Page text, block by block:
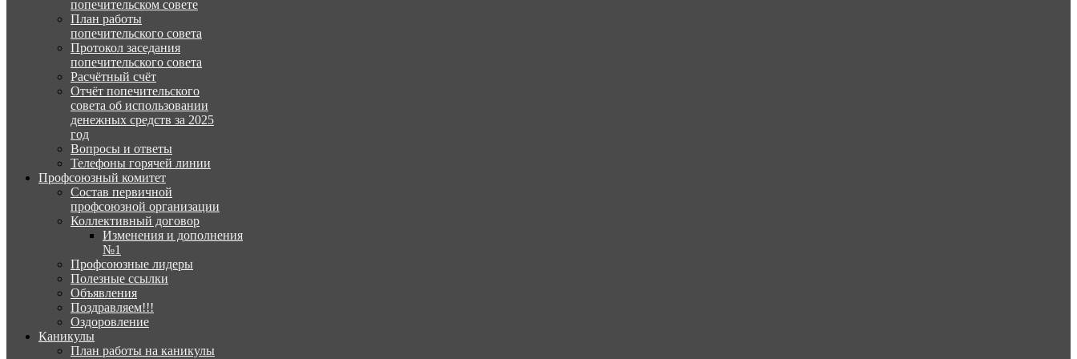
попечительском совете
План работы
попечительского совета
Протокол заседания
попечительского совета
Расчётный счёт
Отчёт попечительского
совета об использовании
денежных средств за 2025
год
Вопросы и ответы
Телефоны горячей линии
Профсоюзный комитет
Состав первичной
профсоюзной организации
Коллективный договор
Изменения и дополнения
№1
Профсоюзные лидеры
Полезные ссылки
Объявления
Поздравляем!!!
Оздоровление
Каникулы
План работы на каникулы